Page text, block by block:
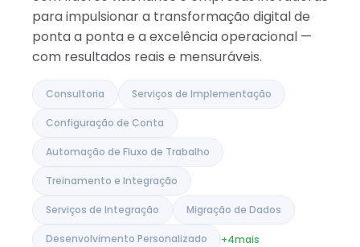
para impulsionar a transformação digital de
ponta a ponta e a excelência operacional —
com resultados reais e mensuráveis.
Consultoria Serviços de Implementação
Configuração de Conta
Automação de Fluxo de Trabalho
Treinamento e Integração
Serviços de Integração Migração de Dados
Desenvolvimento Personalizado +4mais